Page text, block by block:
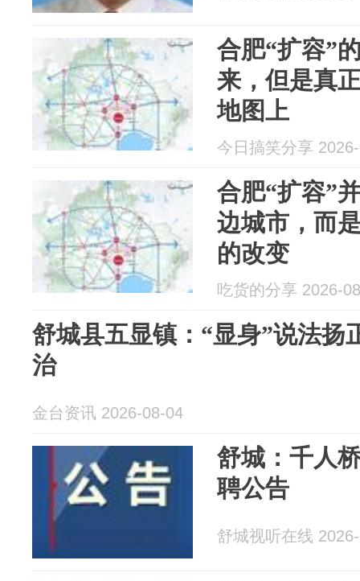
合肥“扩容”
来，但是真
地图上
今日搞笑分享
合肥“扩容”
边城市，而
的改变
吃货的分享 2026-
舒城县五显镇：“显身”说法扬
治
金台资讯 2026-08-04
舒城：千人
聘公告
舒城视听在线